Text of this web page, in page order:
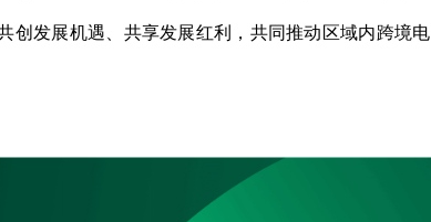
创发展机遇、共享发展红利，共同推动区域内跨境电